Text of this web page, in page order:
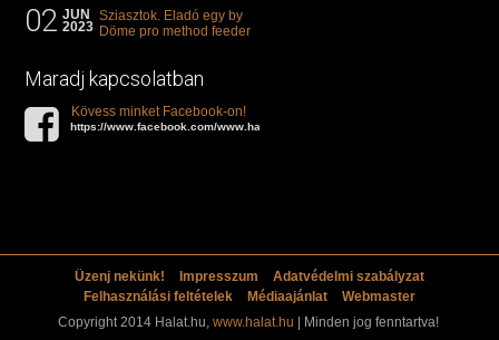
02 JUN
2023
Sziasztok. Eladó egy by
Döme pro method feeder
Maradj kapcsolatban
Kövess minket Facebook-on!
https://www.facebook.com/www.halat.hu
Üzenj nekünk! Impresszum
Adatvédelmi szabályzat
Felhasználási feltételek
Médiaajánlat
Webmaster
Copyright 2014 Halat.hu, www.halat.hu | Minden jog fenntartva!